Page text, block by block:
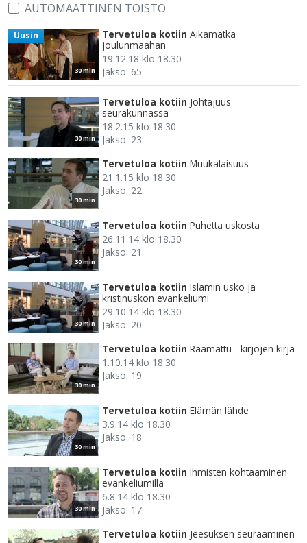
AUTOMAATTINEN TOISTO
30 min
Uusin Tervetuloa kotiin Aikamatka
joulunmaahan
19.12.18 klo 18.30
Jakso: 65
30 min
Tervetuloa kotiin Johtajuus
seurakunnassa
18.2.15 klo 18.30
Jakso: 23
30 min
Tervetuloa kotiin Muukalaisuus
21.1.15 klo 18.30
Jakso: 22
30 min
Tervetuloa kotiin Puhetta uskosta
26.11.14 klo 18.30
Jakso: 21
30 min
Tervetuloa kotiin Islamin usko ja
kristinuskon evankeliumi
29.10.14 klo 18.30
Jakso: 20
30 min
Tervetuloa kotiin Raamattu - kirjojen kirja
1.10.14 klo 18.30
Jakso: 19
30 min
Tervetuloa kotiin Elämän lähde
3.9.14 klo 18.30
Jakso: 18
30 min
Tervetuloa kotiin Ihmisten kohtaaminen
evankeliumilla
6.8.14 klo 18.30
Jakso: 17
Tervetuloa kotiin Jeesuksen seuraaminen